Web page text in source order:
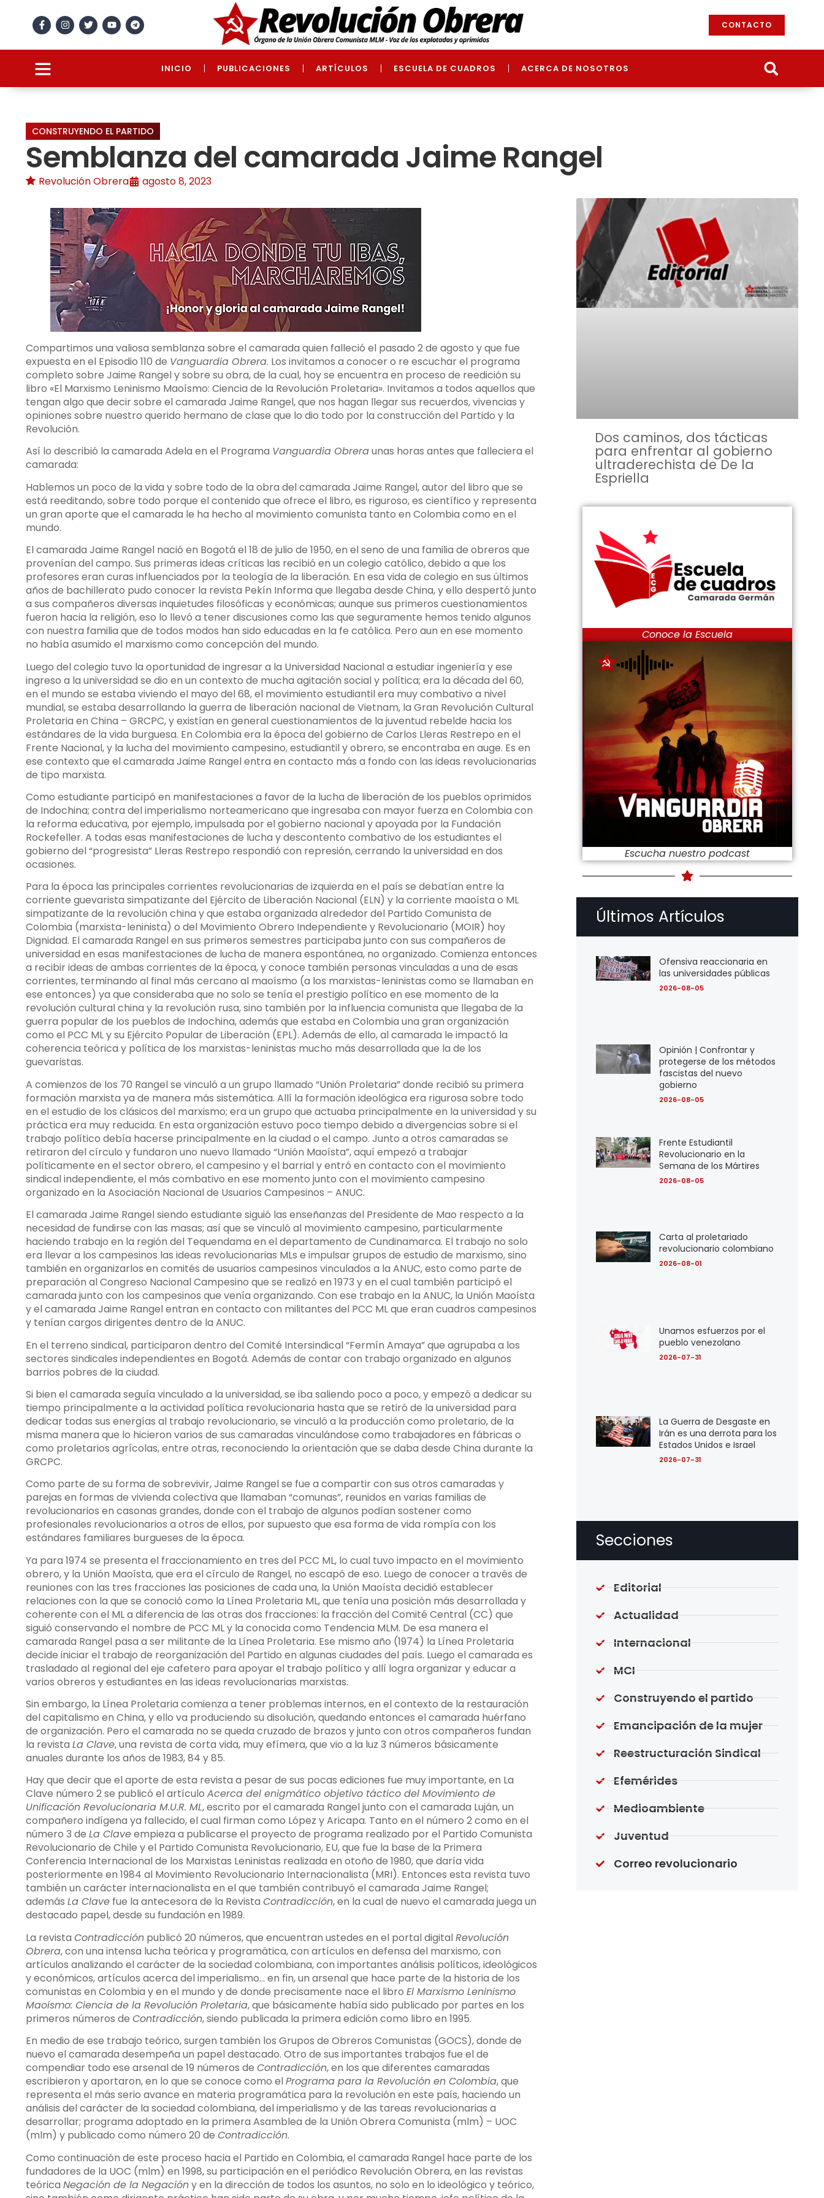
CONTACTO
INICIO PUBLICACIONES ARTÍCULOS ESCUELA DE CUADROS ACERCA DE NOSOTROS
CONSTRUYENDO EL PARTIDO
Semblanza del camarada Jaime Rangel
Revolución Obrera agosto 8, 2023
Compartimos una valiosa semblanza sobre el camarada quien falleció el pasado 2 de agosto y que fue
expuesta en el Episodio 110 de Vanguardia Obrera. Los invitamos a conocer o re escuchar el programa
completo sobre Jaime Rangel y sobre su obra, de la cual, hoy se encuentra en proceso de reedición su
libro «El Marxismo Leninismo Maoísmo: Ciencia de la Revolución Proletaria». Invitamos a todos aquellos que
tengan algo que decir sobre el camarada Jaime Rangel, que nos hagan llegar sus recuerdos, vivencias y
opiniones sobre nuestro querido hermano de clase que lo dio todo por la construcción del Partido y la
Revolución.
Así lo describió la camarada Adela en el Programa Vanguardia Obreraunas horas antes que falleciera el
camarada:
Hablemos un poco de la vida y sobre todo de la obra del camarada Jaime Rangel, autor del libro que se
está reeditando, sobre todo porque el contenido que ofrece el libro, es riguroso, es científico y representa
un gran aporte que el camarada le ha hecho al movimiento comunista tanto en Colombia como en el
mundo.
El camarada Jaime Rangel nació en Bogotá el 18 de julio de 1950, en el seno de una familia de obreros que
provenían del campo. Sus primeras ideas críticas las recibió en un colegio católico, debido a que los
profesores eran curas influenciados por la teología de la liberación. En esa vida de colegio en sus últimos
años de bachillerato pudo conocer la revista Pekín Informa que llegaba desde China, y ello despertó junto
a sus compañeros diversas inquietudes filosóficas y económicas; aunque sus primeros cuestionamientos
fueron hacia la religión, eso lo llevó a tener discusiones como las que seguramente hemos tenido algunos
con nuestra familia que de todos modos han sido educadas en la fe católica. Pero aun en ese momento
no había asumido el marxismo como concepción del mundo.
Luego del colegio tuvo la oportunidad de ingresar a la Universidad Nacional a estudiar ingeniería y ese
ingreso a la universidad se dio en un contexto de mucha agitación social y política; era la década del 60,
en el mundo se estaba viviendo el mayo del 68, el movimiento estudiantil era muy combativo a nivel
mundial, se estaba desarrollando la guerra de liberación nacional de Vietnam, la Gran Revolución Cultural
Proletaria en China – GRCPC, y existían en general cuestionamientos de la juventud rebelde hacia los
estándares de la vida burguesa. En Colombia era la época del gobierno de Carlos Lleras Restrepo en el
Frente Nacional, y la lucha del movimiento campesino, estudiantil y obrero, se encontraba en auge. Es en
ese contexto que el camarada Jaime Rangel entra en contacto más a fondo con las ideas revolucionarias
de tipo marxista.
Como estudiante participó en manifestaciones a favor de la lucha de liberación de los pueblos oprimidos
de Indochina; contra del imperialismo norteamericano que ingresaba con mayor fuerza en Colombia con
la reforma educativa, por ejemplo, impulsada por el gobierno nacional y apoyada por la Fundación
Rockefeller. A todas esas manifestaciones de lucha y descontento combativo de los estudiantes el
gobierno del “progresista” Lleras Restrepo respondió con represión, cerrando la universidad en dos
ocasiones.
Para la época las principales corrientes revolucionarias de izquierda en el país se debatían entre la
corriente guevarista simpatizante del Ejército de Liberación Nacional (ELN) y la corriente maoísta o ML
simpatizante de la revolución china y que estaba organizada alrededor del Partido Comunista de
Colombia (marxista-leninista) o del Movimiento Obrero Independiente y Revolucionario (MOIR) hoy
Dignidad. El camarada Rangel en sus primeros semestres participaba junto con sus compañeros de
universidad en esas manifestaciones de lucha de manera espontánea, no organizado. Comienza entonces
a recibir ideas de ambas corrientes de la época, y conoce también personas vinculadas a una de esas
corrientes, terminando al final más cercano al maoísmo (a los marxistas-leninistas como se llamaban en
ese entonces) ya que consideraba que no solo se tenía el prestigio político en ese momento de la
revolución cultural china y la revolución rusa, sino también por la influencia comunista que llegaba de la
guerra popular de los pueblos de Indochina, además que estaba en Colombia una gran organización
como el PCC ML y su Ejército Popular de Liberación (EPL). Además de ello, al camarada le impactó la
coherencia teórica y política de los marxistas-leninistas mucho más desarrollada que la de los
guevaristas.
A comienzos de los 70 Rangel se vinculó a un grupo llamado “Unión Proletaria” donde recibió su primera
formación marxista ya de manera más sistemática. Allí la formación ideológica era rigurosa sobre todo
en el estudio de los clásicos del marxismo; era un grupo que actuaba principalmente en la universidad y su
práctica era muy reducida. En esta organización estuvo poco tiempo debido a divergencias sobre si el
trabajo político debía hacerse principalmente en la ciudad o el campo. Junto a otros camaradas se
retiraron del círculo y fundaron uno nuevo llamado “Unión Maoísta”, aquí empezó a trabajar
políticamente en el sector obrero, el campesino y el barrial y entró en contacto con el movimiento
sindical independiente, el más combativo en ese momento junto con el movimiento campesino
organizado en la Asociación Nacional de Usuarios Campesinos – ANUC.
El camarada Jaime Rangel siendo estudiante siguió las enseñanzas del Presidente de Mao respecto a la
necesidad de fundirse con las masas; así que se vinculó al movimiento campesino, particularmente
haciendo trabajo en la región del Tequendama en el departamento de Cundinamarca. El trabajo no solo
era llevar a los campesinos las ideas revolucionarias MLs e impulsar grupos de estudio de marxismo, sino
también en organizarlos en comités de usuarios campesinos vinculados a la ANUC, esto como parte de
preparación al Congreso Nacional Campesino que se realizó en 1973 y en el cual también participó el
camarada junto con los campesinos que venía organizando. Con ese trabajo en la ANUC, la Unión Maoísta
y el camarada Jaime Rangel entran en contacto con militantes del PCC ML que eran cuadros campesinos
y tenían cargos dirigentes dentro de la ANUC.
En el terreno sindical, participaron dentro del Comité Intersindical “Fermín Amaya” que agrupaba a los
sectores sindicales independientes en Bogotá. Además de contar con trabajo organizado en algunos
barrios pobres de la ciudad.
Si bien el camarada seguía vinculado a la universidad, se iba saliendo poco a poco, y empezó a dedicar su
tiempo principalmente a la actividad política revolucionaria hasta que se retiró de la universidad para
dedicar todas sus energías al trabajo revolucionario, se vinculó a la producción como proletario, de la
misma manera que lo hicieron varios de sus camaradas vinculándose como trabajadores en fábricas o
como proletarios agrícolas, entre otras, reconociendo la orientación que se daba desde China durante la
GRCPC.
Como parte de su forma de sobrevivir, Jaime Rangel se fue a compartir con sus otros camaradas y
parejas en formas de vivienda colectiva que llamaban “comunas”, reunidos en varias familias de
revolucionarios en casonas grandes, donde con el trabajo de algunos podían sostener como
profesionales revolucionarios a otros de ellos, por supuesto que esa forma de vida rompía con los
estándares familiares burgueses de la época.
Ya para 1974 se presenta el fraccionamiento en tres del PCC ML, lo cual tuvo impacto en el movimiento
obrero, y la Unión Maoísta, que era el círculo de Rangel, no escapó de eso. Luego de conocer a través de
reuniones con las tres fracciones las posiciones de cada una, la Unión Maoísta decidió establecer
relaciones con la que se conoció como la Línea Proletaria ML, que tenía una posición más desarrollada y
coherente con el ML a diferencia de las otras dos fracciones: la fracción del Comité Central (CC) que
siguió conservando el nombre de PCC ML y la conocida como Tendencia MLM. De esa manera el
camarada Rangel pasa a ser militante de la Línea Proletaria. Ese mismo año (1974) la Línea Proletaria
decide iniciar el trabajo de reorganización del Partido en algunas ciudades del país. Luego el camarada es
trasladado al regional del eje cafetero para apoyar el trabajo político y allí logra organizar y educar a
varios obreros y estudiantes en las ideas revolucionarias marxistas.
Sin embargo, la Línea Proletaria comienza a tener problemas internos, en el contexto de la restauración
del capitalismo en China, y ello va produciendo su disolución, quedando entonces el camarada huérfano
de organización. Pero el camarada no se queda cruzado de brazos y junto con otros compañeros fundan
la revista La Clave, una revista de corta vida, muy efímera, que vio a la luz 3 números básicamente
anuales durante los años de 1983, 84 y 85.
Hay que decir que el aporte de esta revista a pesar de sus pocas ediciones fue muy importante, en La
Clave número 2 se publicó el artículo Acerca del enigmático objetivo táctico del Movimiento de
Unificación Revolucionaria M.U.R. ML, escrito por el camarada Rangel junto con el camarada Luján, un
compañero indígena ya fallecido, el cual firman como López y Aricapa. Tanto en el número 2 como en el
número 3 de La Claveempieza a publicarse el proyecto de programa realizado por el Partido Comunista
Revolucionario de Chile y el Partido Comunista Revolucionario, EU, que fue la base de la Primera
Conferencia Internacional de los Marxistas Leninistas realizada en otoño de 1980, que daría vida
posteriormente en 1984 al Movimiento Revolucionario Internacionalista (MRI). Entonces esta revista tuvo
también un carácter internacionalista en el que también contribuyó el camarada Jaime Rangel;
además La Clave fue la antecesora de la Revista Contradicción, en la cual de nuevo el camarada juega un
destacado papel, desde su fundación en 1989.
La revista Contradicción publicó 20 números, que encuentran ustedes en el portal digitalRevolución
Obrera, con una intensa lucha teórica y programática, con artículos en defensa del marxismo, con
artículos analizando el carácter de la sociedad colombiana, con importantes análisis políticos, ideológicos
y económicos, artículos acerca del imperialismo… en fin, un arsenal que hace parte de la historia de los
comunistas en Colombia y en el mundo y de donde precisamente nace el libro El Marxismo Leninismo
Maoísmo: Ciencia de la Revolución Proletaria, que básicamente había sido publicado por partes en los
primeros números de Contradicción, siendo publicada la primera edición como libro en 1995.
En medio de ese trabajo teórico, surgen también los Grupos de Obreros Comunistas (GOCS), donde de
nuevo el camarada desempeña un papel destacado. Otro de sus importantes trabajos fue el de
compendiar todo ese arsenal de 19 números de Contradicción, en los que diferentes camaradas
escribieron y aportaron, en lo que se conoce como elPrograma para la Revolución en Colombia, que
representa el más serio avance en materia programática para la revolución en este país, haciendo un
análisis del carácter de la sociedad colombiana, del imperialismo y de las tareas revolucionarias a
desarrollar; programa adoptado en la primera Asamblea de la Unión Obrera Comunista (mlm) – UOC
(mlm) y publicado como número 20 de Contradicción.
Como continuación de este proceso hacia el Partido en Colombia, el camarada Rangel hace parte de los
fundadores de la UOC (mlm) en 1998, su participación en el periódico Revolución Obrera, en las revistas
teórica Negación de la Negacióny en la dirección de todos los asuntos, no solo en lo ideológico y teórico,
Dos caminos, dos tácticas
para enfrentar al gobierno
ultraderechista de De la
Espriella
Conoce la Escuela
Escucha nuestro podcast
Últimos Artículos
Ofensiva reaccionaria en
las universidades públicas
2026-08-05
Opinión | Confrontar y
protegerse de los métodos
fascistas del nuevo
gobierno
2026-08-05
Frente Estudiantil
Revolucionario en la
Semana de los Mártires
2026-08-05
Carta al proletariado
revolucionario colombiano
2026-08-01
Unamos esfuerzos por el
pueblo venezolano
2026-07-31
La Guerra de Desgaste en
Irán es una derrota para los
Estados Unidos e Israel
2026-07-31
Secciones
Editorial
Actualidad
Internacional
MCI
Construyendo el partido
Emancipación de la mujer
Reestructuración Sindical
Efemérides
Medioambiente
Juventud
Correo revolucionario